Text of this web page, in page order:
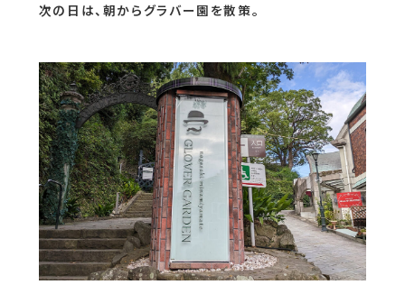
次の日は、朝からグラバー園を散策。